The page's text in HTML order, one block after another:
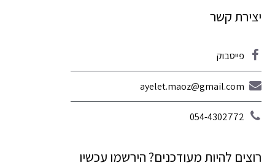
יצירת קשר
פייסבוק
ayelet.maoz@gmail.com
054-4302772
רוצים להיות מעודכנים? הירשמו עכשיו